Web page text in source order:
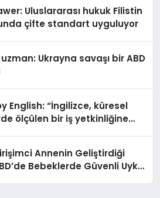
Uluslararası hukuk Filistin
çifte standart uyguluyor
Ukrayna savaşı bir ABD
English: “İngilizce, küresel
ölçülen bir iş yetkinliğine
Annenin Geliştirdiği
Bebeklerde Güvenli Uyku